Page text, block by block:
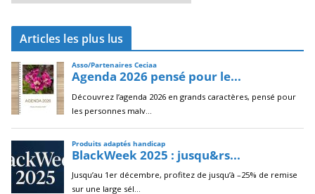
r
c
i
v
e
s
Articles les plus lus